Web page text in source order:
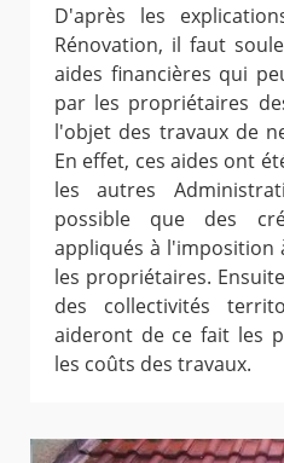
D'après les
Rénovation, il faut
aides financières qui
par les propriétaires
l'objet des travaux de
En effet, ces aides ont
les autres
possible que des
appliqués à l'imposition
les propriétaires.
des collectivités
aideront de ce fait les
les coûts des travaux.